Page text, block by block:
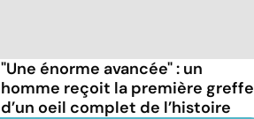
"Une énorme avancée" : un
homme reçoit la première greffe
d’un oeil complet de l’histoire